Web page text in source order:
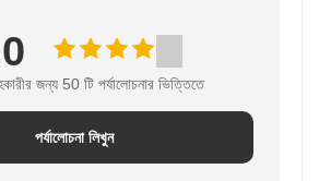
জন্য 50 টি পর্যালোচনার ভিত্তিতে
পর্যালোচনা লিখুন